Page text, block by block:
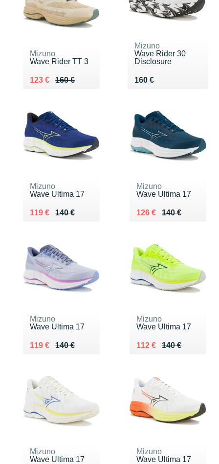
Mizuno
Wave Rider TT 3
160 €
Au lieu de 160 €
123 €
Vendu 123 €
Mizuno
Wave Rider 30
Disclosure
160 €
Vendu 160 €
Mizuno
Wave Ultima 17
140 €
Au lieu de 140 €
119 €
Vendu 119 €
Mizuno
Wave Ultima 17
140 €
Au lieu de 140 €
126 €
Vendu 126 €
Mizuno
Wave Ultima 17
140 €
Au lieu de 140 €
119 €
Vendu 119 €
Mizuno
Wave Ultima 17
140 €
Au lieu de 140 €
112 €
Vendu 112 €
Mizuno
Wave Ultima 17
Mizuno
Wave Ultima 17